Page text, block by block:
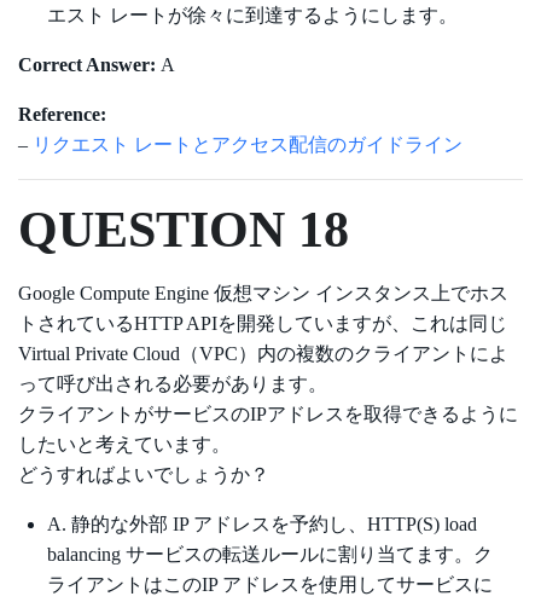
エスト レートが徐々に到達するようにします。
Correct Answer: A
Reference:
– リクエスト レートとアクセス配信のガイドライン
QUESTION 18
Google Compute Engine 仮想マシン インスタンス上でホス
トされているHTTP APIを開発していますが、これは同じ
Virtual Private Cloud（VPC）内の複数のクライアントによ
って呼び出される必要があります。
クライアントがサービスのIPアドレスを取得できるように
したいと考えています。
どうすればよいでしょうか？
A. 静的な外部 IP アドレスを予約し、HTTP(S) load
balancing サービスの転送ルールに割り当てます。ク
ライアントはこのIP アドレスを使用してサービスに